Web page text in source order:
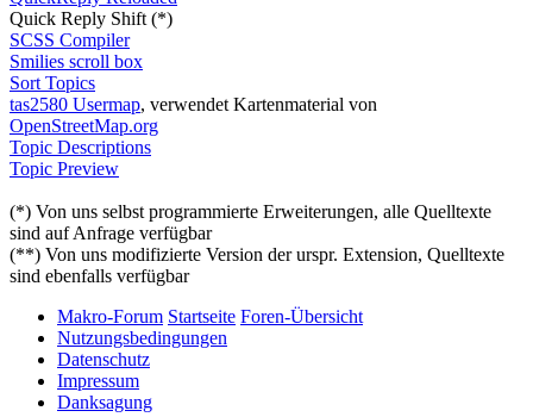
Quick Reply Shift (*)
SCSS Compiler
Smilies scroll box
Sort Topics
tas2580 Usermap, verwendet Kartenmaterial von
OpenStreetMap.org
Topic Descriptions
Topic Preview
(*) Von uns selbst programmierte Erweiterungen, alle Quelltexte
sind auf Anfrage verfügbar
(**) Von uns modifizierte Version der urspr. Extension, Quelltexte
sind ebenfalls verfügbar
Makro-Forum Startseite Foren-Übersicht
Nutzungsbedingungen
Datenschutz
Impressum
Danksagung